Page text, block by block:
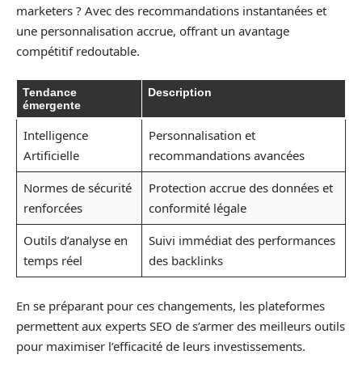
marketers ? Avec des recommandations instantanées et
une personnalisation accrue, offrant un avantage
compétitif redoutable.
Tendance
émergente
Description
Intelligence
Artificielle
Personnalisation et
recommandations avancées
Normes de sécurité
renforcées
Protection accrue des données et
conformité légale
Outils d’analyse en
temps réel
Suivi immédiat des performances
des backlinks
En se préparant pour ces changements, les plateformes
permettent aux experts SEO de s’armer des meilleurs outils
pour maximiser l’efficacité de leurs investissements.